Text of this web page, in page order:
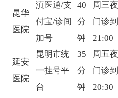
昆华
医院
滇医通/支
付宝/诊间
加号
40
分
钟
周三夜
门诊到
21:00
延安
医院
昆明市统
一挂号平
台
35
分
钟
周五夜
门诊到
20:30